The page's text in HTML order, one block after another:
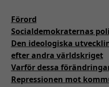
Länkar
Kontakt
English
Förord
Socialdemokraternas
Den ideologiska
efter andra världskriget
Varför dessa
Repressionen mot